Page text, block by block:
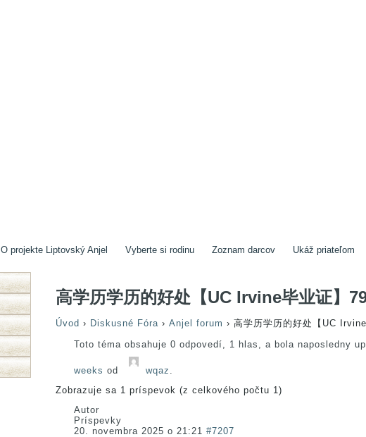
O projekte Liptovský Anjel Vyberte si rodinu Zoznam darcov Ukáž priateľom
高学历学历的好处【UC Irvine毕业证】
Úvod › Diskusné Fóra › Anjel forum › 高学历学历的好处【UC
Toto téma obsahuje 0 odpovedí, 1 hlas, a bola naposledny
weeks od wqaz .
Zobrazuje sa 1 príspevok (z celkového počtu 1)
Autor
Príspevky
20. novembra 2025 o 21:21 #7207